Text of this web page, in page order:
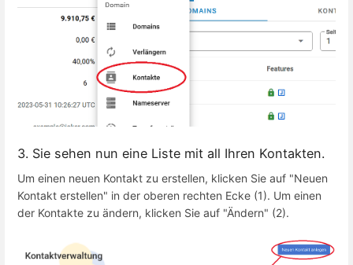
3. Sie sehen nun eine Liste mit all Ihren Kontakten.
Um einen neuen Kontakt zu erstellen, klicken Sie auf "Neuen
Kontakt erstellen" in der oberen rechten Ecke (1). Um einen
der Kontakte zu ändern, klicken Sie auf "Ändern" (2).